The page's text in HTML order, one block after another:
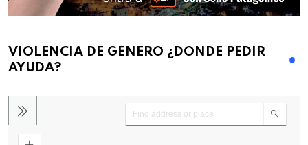
VIOLENCIA DE GENERO ¿DONDE PEDIR
AYUDA?